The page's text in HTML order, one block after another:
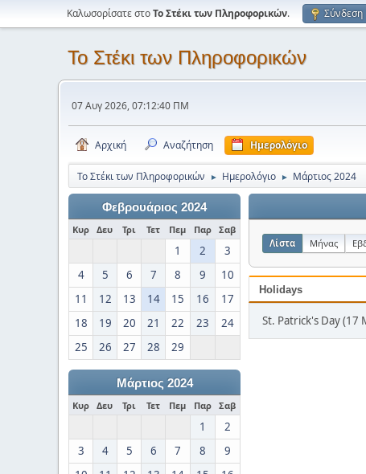
Καλωσορίσατε στοΤο Στέκι των Πληροφορικών. Σύνδεση
Το Στέκι των Πληροφορικών
07 Αυγ 2026, 07:12:40 ΠΜ
Αρχική Αναζήτηση Ημερολόγιο
Το Στέκι των Πληροφορικών ► Ημερολόγιο ► Μάρτιος 2024
Φεβρουάριος 2024
Κυρ Δευ Τρι Τετ Πεμ Παρ Σαβ
1 2
3
4
5 6 7 8 9
10
11
12 13 14 15 16
17
18
19 20 21 22 23
24
25
26 27 28 29
Μάρτιος 2024
Κυρ Δευ Τρι Τετ Πεμ Παρ Σαβ
1
2
3
4 5 6 7 8
9
Λίστα Μήνας
Holidays
St. Patrick's Day